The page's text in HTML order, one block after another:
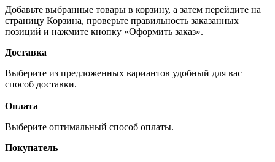
Добавьте выбранные товары в корзину, а затем перейдите на
страницу Корзина, проверьте правильность заказанных
позиций и нажмите кнопку «Оформить заказ».
Доставка
Выберите из предложенных вариантов удобный для вас
способ доставки.
Оплата
Выберите оптимальный способ оплаты.
Покупатель